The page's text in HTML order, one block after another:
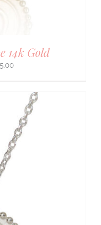
14k Gold